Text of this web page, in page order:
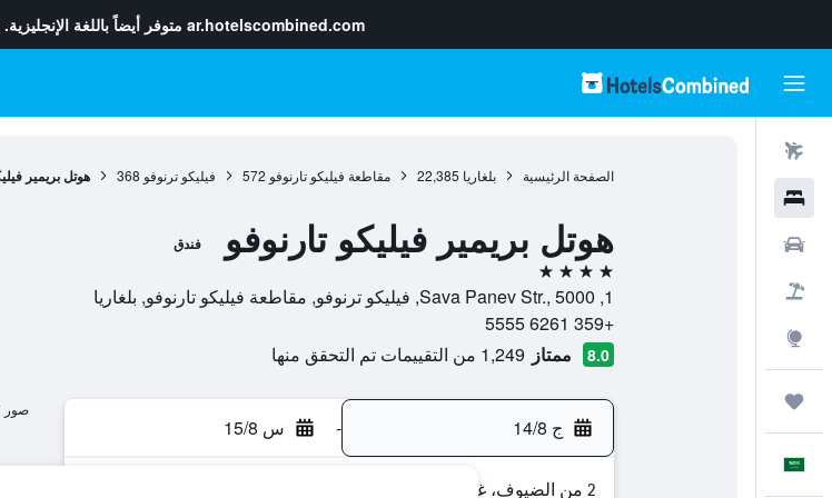
ar.hotelscombined.com متوفر أيضاً باللغة الإنجليزية.
الصفحة الرئيسية بلغاريا 22,385 مقاطعة فيليكو تارنوفو 572 فيليكو ترنوفو 368 هوتل بريمير
هوتل بريمير فيليكو تارنوفو فندق
4 نجوم
1, Sava Panev Str., 5000, فيليكو ترنوفو, مقاطعة فيليكو تارنوفو, بلغاريا
+359 6261 5555
8.0 ممتاز 1,249 من التقييمات تم التحقق منها
ج 14/8 - س 15/8
2 من الضيوف، غرفة واحدة
صور